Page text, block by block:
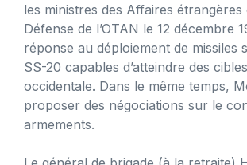
les ministres des Affaires étrangères
Défense de l’OTAN le 12 décembre
réponse au déploiement de missiles
SS-20 capables d’atteindre des
occidentale. Dans le même temps,
proposer des négociations sur le
armements.